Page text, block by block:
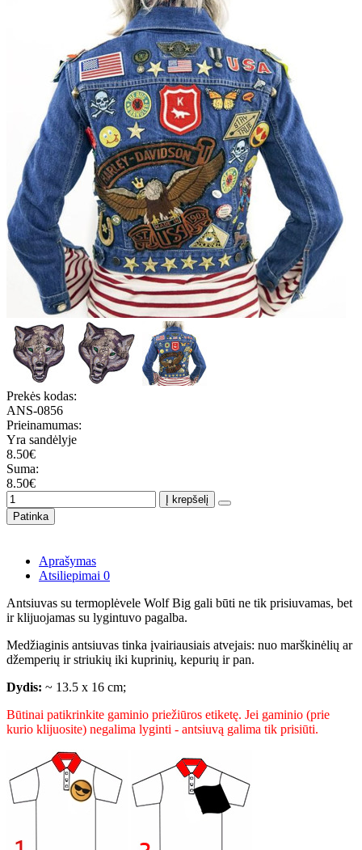
Prekės kodas:
ANS-0856
Prieinamumas:
Yra sandėlyje
8.50€
Suma:
8.50€
Į krepšelį
Patinka
Aprašymas
Atsiliepimai 0
Antsiuvas su termoplėvele Wolf Big gali būti ne tik prisiuvamas, bet
ir klijuojamas su lygintuvo pagalba.
Medžiaginis antsiuvas tinka įvairiausiais atvejais: nuo marškinėlių ar
džemperių ir striukių iki kuprinių, kepurių ir pan.
Dydis: ~ 13.5 x 16 cm;
Būtinai patikrinkite gaminio priežiūros etiketę. Jei gaminio (prie
kurio klijuosite) negalima lyginti - antsiuvą galima tik prisiūti.